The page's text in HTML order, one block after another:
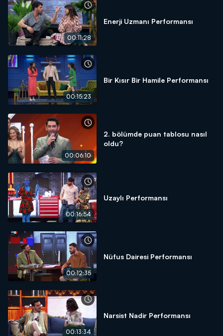
00:11:28
Enerji Uzmanı Performansı
00:15:23
Bir Kısır Bir Hamile Performansı
00:06:10
2. bölümde puan tablosu nasıl
oldu?
00:16:54
Uzaylı Performansı
00:12:35
Nüfus Dairesi Performansı
00:13:34
Narsist Nadir Performansı